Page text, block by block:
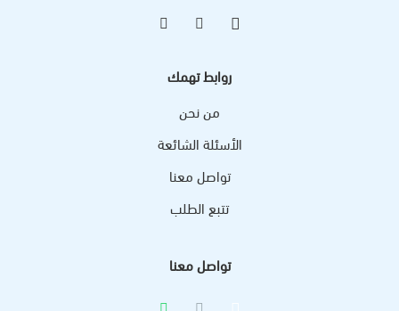
روابط تهمك
من نحن
الأسئلة الشائعة
تواصل معنا
تتبع الطلب
تواصل معنا